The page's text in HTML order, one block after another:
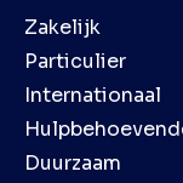
Zakelijk
Particulier
Internationaal
Duurzaam